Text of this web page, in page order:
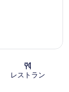
レストラン